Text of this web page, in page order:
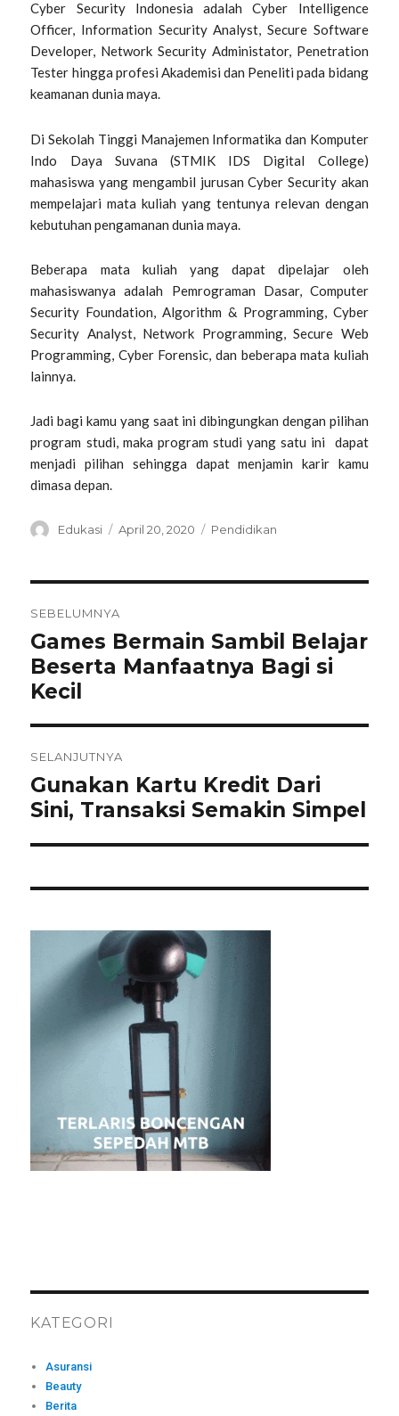
Cyber Security Indonesia adalah Cyber Intelligence
Officer, Information Security Analyst, Secure Software
Developer, Network Security Administator, Penetration
Tester hingga profesi Akademisi dan Peneliti pada bidang
keamanan dunia maya.
Di Sekolah Tinggi Manajemen Informatika dan Komputer
Indo Daya Suvana (STMIK IDS Digital College)
mahasiswa yang mengambil jurusan Cyber Security akan
mempelajari mata kuliah yang tentunya relevan dengan
kebutuhan pengamanan dunia maya.
Beberapa mata kuliah yang dapat dipelajar oleh
mahasiswanya adalah Pemrograman Dasar, Computer
Security Foundation, Algorithm & Programming, Cyber
Security Analyst, Network Programming, Secure Web
Programming, Cyber Forensic, dan beberapa mata kuliah
lainnya.
Jadi bagi kamu yang saat ini dibingungkan dengan pilihan
program studi, maka program studi yang satu ini dapat
menjadi pilihan sehingga dapat menjamin karir kamu
dimasa depan.
Penulis
Edukasi
Diposkan
April 20, 2020 Kategori
Pendidikan
Navigasi
pos
SEBELUMNYA
Pos
sebelumnya:
Games Bermain Sambil Belajar
Beserta Manfaatnya Bagi si
Kecil
SELANJUTNYA
Pos
berikutnya:
Gunakan Kartu Kredit Dari
Sini, Transaksi Semakin Simpel
KATEGORI
Asuransi
Beauty
Berita